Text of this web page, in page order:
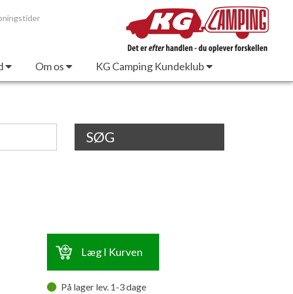
Om os KG Camping Kundeklub
SØG
Læg I Kurven
På lager lev. 1-3 dage